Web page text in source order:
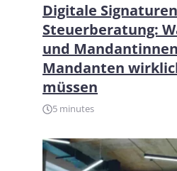
Digitale
Steuerberatung:
und
Mandanten
müssen
5 minutes